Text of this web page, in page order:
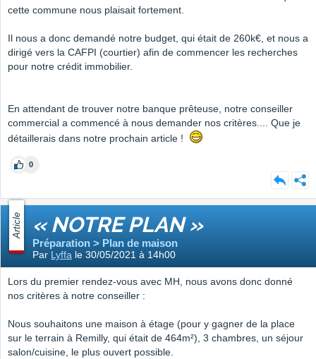
cette commune nous plaisait fortement.
Il nous a donc demandé notre budget, qui était de 260k€, et nous a
dirigé vers la CAFPI (courtier) afin de commencer les recherches
pour notre crédit immobilier.
En attendant de trouver notre banque prêteuse, notre conseiller
commercial a commencé à nous demander nos critères.... Que je
détaillerais dans notre prochain article !
0
Article « NOTRE PLAN »
Préparation > Plan de maison
Par Lyffa le 30/05/2021 à 14h00
Lors du premier rendez-vous avec MH, nous avons donc donné
nos critères à notre conseiller :
Nous souhaitons une maison à étage (pour y gagner de la place
sur le terrain à Remilly, qui était de 464m²), 3 chambres, un séjour
salon/cuisine, le plus ouvert possible.